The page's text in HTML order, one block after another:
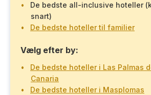
De bedste all-inclusive hoteller
snart)
De bedste hoteller til familier
Vælg efter by:
De bedste hoteller i Las Palmas
Canaria
De bedste hoteller i Masplomas